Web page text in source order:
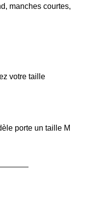
manches courtes,
votre taille
porte un taille M